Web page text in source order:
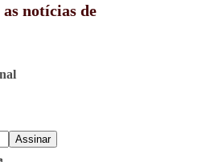
notícias de
Assinar